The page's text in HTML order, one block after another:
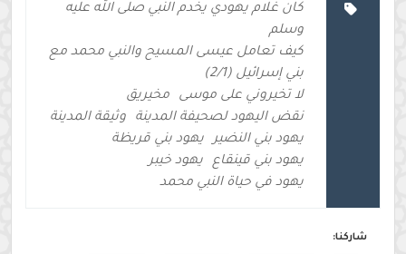
كان غلام يهودي يخدم النبي صلى الله عليه
وسلم
كيف تعامل عيسى المسيح والنبي محمد مع
بني إسرائيل (2/1)
لا تخيروني على موسى
مخيريق
نقض اليهود لصحيفة المدينة
وثيقة المدينة
يهود بني النضير
يهود بني قريظة
يهود بني قينقاع
يهود خيبر
يهود في حياة النبي محمد
شاركنا: